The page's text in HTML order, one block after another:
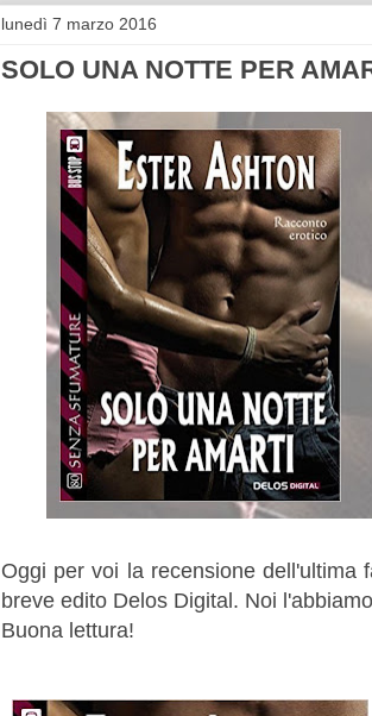
lunedì 7 marzo 2016
SOLO UNA NOTTE PER
Oggi per voi la recensione dell'ultima
breve edito Delos Digital. Noi
Buona lettura!